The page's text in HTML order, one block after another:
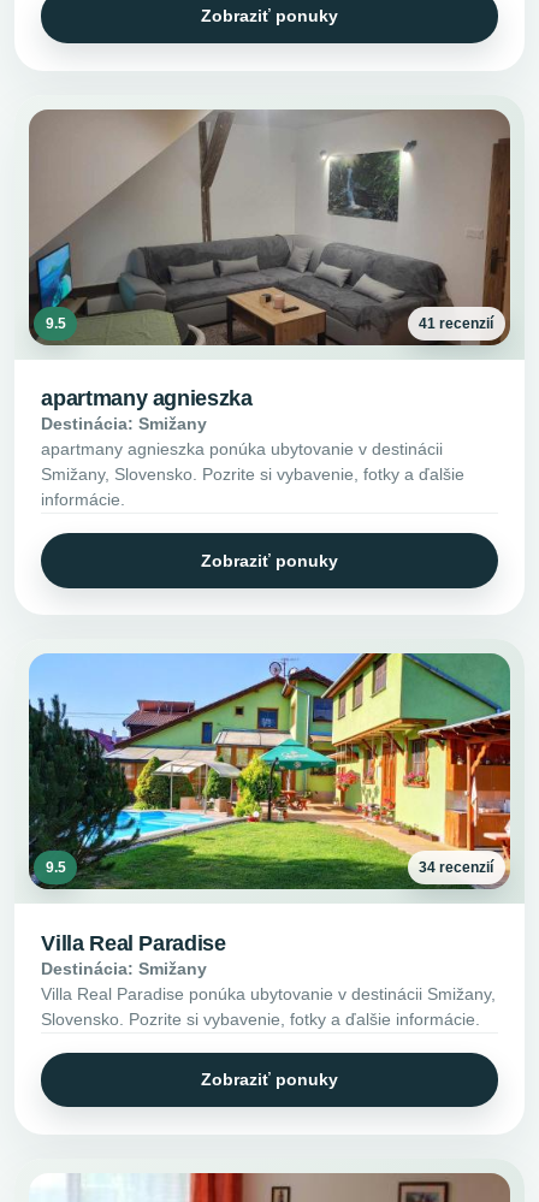
Zobraziť ponuky
9.5 41 recenzií
apartmany agnieszka
Destinácia: Smižany
apartmany agnieszka ponúka ubytovanie v destinácii
Smižany, Slovensko. Pozrite si vybavenie, fotky a ďalšie
informácie.
Zobraziť ponuky
9.5 34 recenzií
Villa Real Paradise
Destinácia: Smižany
Villa Real Paradise ponúka ubytovanie v destinácii Smižany,
Slovensko. Pozrite si vybavenie, fotky a ďalšie informácie.
Zobraziť ponuky